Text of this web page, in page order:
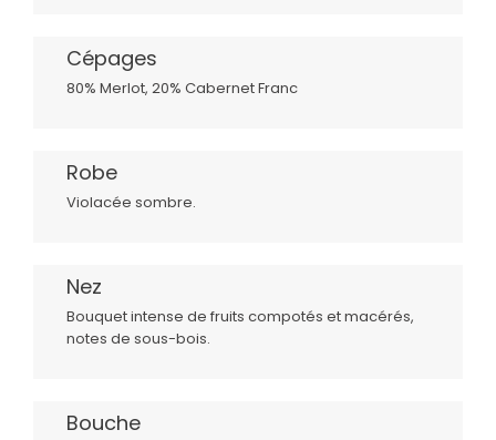
Cépages
80% Merlot, 20% Cabernet Franc
Robe
Violacée sombre.
Nez
Bouquet intense de fruits compotés et macérés,
notes de sous-bois.
Bouche